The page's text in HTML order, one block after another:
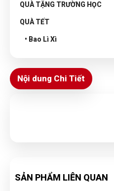
QUÀ TẶNG TRƯỜNG HỌC
QUÀ TẾT
• Bao Lì Xì
Nội dung Chi Tiết
SẢN PHẨM LIÊN QUAN